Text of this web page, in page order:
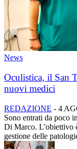
News
Oculistica, il San
nuovi medici
REDAZIONE - 4
Sono entrati da poco
Di Marco. L'obiettivo
gestione delle